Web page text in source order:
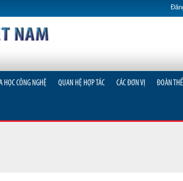
HỌC CÔNG NGHỆ QUAN HỆ HỢP TÁC CÁC ĐƠN VỊ ĐOÀN THỂ